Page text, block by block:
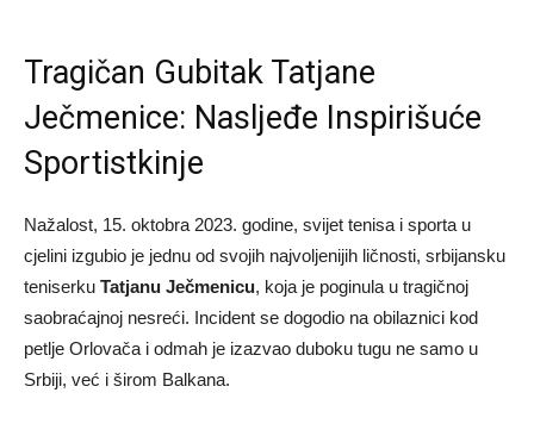
Tragičan Gubitak Tatjane
Ječmenice: Nasljeđe Inspirišuće
Sportistkinje
Nažalost, 15. oktobra 2023. godine, svijet tenisa i sporta u
cjelini izgubio je jednu od svojih najvoljenijih ličnosti, srbijansku
teniserku Tatjanu Ječmenicu, koja je poginula u tragičnoj
saobraćajnoj nesreći. Incident se dogodio na obilaznici kod
petlje Orlovača i odmah je izazvao duboku tugu ne samo u
Srbiji, već i širom Balkana.